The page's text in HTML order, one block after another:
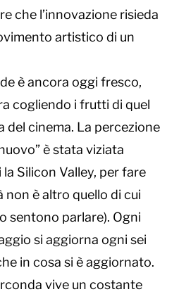
che l’innovazione risieda
artistico di un
è ancora oggi fresco,
cogliendo i frutti di quel
del cinema. La percezione
è stata viziata
Silicon Valley, per fare
non è altro quello di cui
sentono parlare). Ogni
si aggiorna ogni sei
in cosa si è aggiornato.
vive un costante